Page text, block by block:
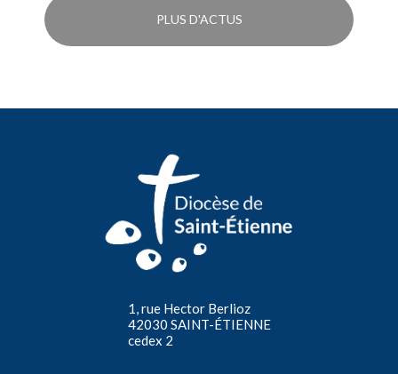
PLUS D'ACTUS
1, rue Hector Berlioz
42030 SAINT-ÉTIENNE
cedex 2